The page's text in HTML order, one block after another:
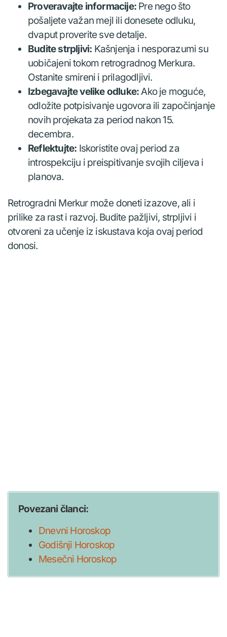
Proveravajte informacije: Pre nego što
pošaljete važan mejl ili donesete odluku,
dvaput proverite sve detalje.
Budite strpljivi: Kašnjenja i nesporazumi su
uobičajeni tokom retrogradnog Merkura.
Ostanite smireni i prilagodljivi.
Izbegavajte velike odluke:Ako je moguće,
odložite potpisivanje ugovora ili započinjanje
novih projekata za period nakon 15.
decembra.
Reflektujte: Iskoristite ovaj period za
introspekciju i preispitivanje svojih ciljeva i
planova.
Retrogradni Merkur može doneti izazove, ali i
prilike za rast i razvoj. Budite pažljivi, strpljivi i
otvoreni za učenje iz iskustava koja ovaj period
donosi.
Povezani članci:
Dnevni Horoskop
Godišnji Horoskop
Mesečni Horoskop